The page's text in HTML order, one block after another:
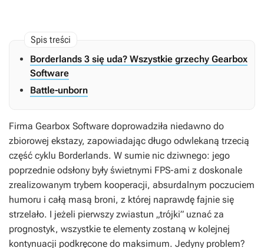
Borderlands 3 się uda? Wszystkie grzechy Gearbox
Software
Battle-unborn
Firma Gearbox Software doprowadziła niedawno do
zbiorowej ekstazy, zapowiadając długo odwlekaną trzecią
część cyklu Borderlands. W sumie nic dziwnego: jego
poprzednie odsłony były świetnymi FPS-ami z doskonale
zrealizowanym trybem kooperacji, absurdalnym poczuciem
humoru i całą masą broni, z której naprawdę fajnie się
strzelało. I jeżeli pierwszy zwiastun „trójki” uznać za
prognostyk, wszystkie te elementy zostaną w kolejnej
kontynuacji podkręcone do maksimum. Jedyny problem?